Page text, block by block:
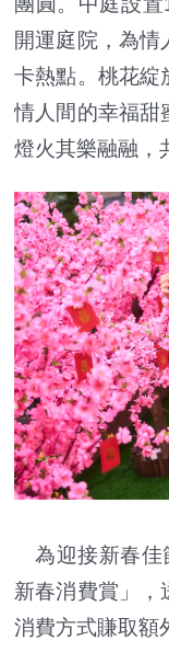
開運庭院，為
卡熱點。桃花綻
情人間的幸福甜
燈火其樂融融，
為迎接新春佳
新春消費賞」，
消費方式賺取額